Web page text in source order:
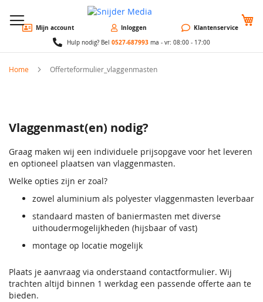
Mijn account Inloggen Klantenservice
Hulp nodig? Bel 0527-687993 ma - vr: 08:00 - 17:00
Home Offerteformulier_vlaggenmasten
Vlaggenmast(en) nodig?
Graag maken wij een individuele prijsopgave voor het leveren
en optioneel plaatsen van vlaggenmasten.
Welke opties zijn er zoal?
zowel aluminium als polyester vlaggenmasten leverbaar
standaard masten of baniermasten met diverse
uithoudermogelijkheden (hijsbaar of vast)
montage op locatie mogelijk
Plaats je aanvraag via onderstaand contactformulier. Wij
trachten altijd binnen 1 werkdag een passende offerte aan te
bieden.